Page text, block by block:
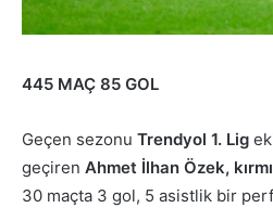
445 MAÇ 85 GOL
Geçen sezonu Trendyol 1. Lig
geçiren Ahmet İlhan Özek,
30 maçta 3 gol, 5 asistlik bir